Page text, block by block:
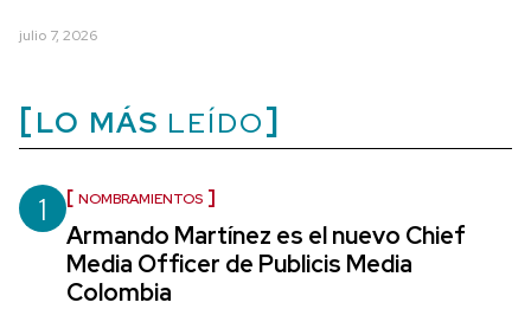
julio 7, 2026
LO MÁS LEÍDO
1 NOMBRAMIENTOS
Armando Martínez es el nuevo Chief
Media Officer de Publicis Media
Colombia